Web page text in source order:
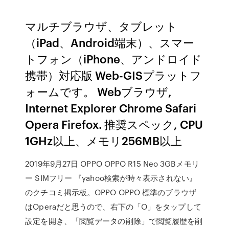
マルチブラウザ、タブレット
（iPad、Android端末）、スマー
トフォン（iPhone、アンドロイド
携帯）対応版 Web-GISプラットフ
ォームです。 Webブラウザ,
Internet Explorer Chrome Safari
Opera Firefox. 推奨スペック, CPU
1GHz以上、メモリ256MB以上
2019年9月27日 OPPO OPPO R15 Neo 3GBメモリ
ー SIMフリー 『yahoo検索が時々表示されない』
のクチコミ掲示板。OPPO OPPO 標準のブラウザ
はOperaだと思うので、右下の「O」をタップして
設定を開き、「閲覧データの削除」で閲覧履歴を削